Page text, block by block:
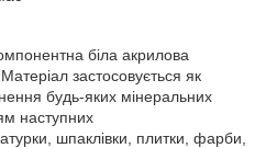
біла акрилова
застосовується як
будь-яких мінеральних
наступних
шпаклівки, плитки, фарби,